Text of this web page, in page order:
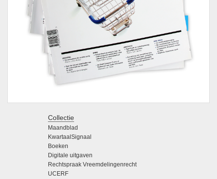
Collectie
Maandblad
KwartaalSignaal
Boeken
Digitale uitgaven
Rechtspraak Vreemdelingenrecht
UCERF